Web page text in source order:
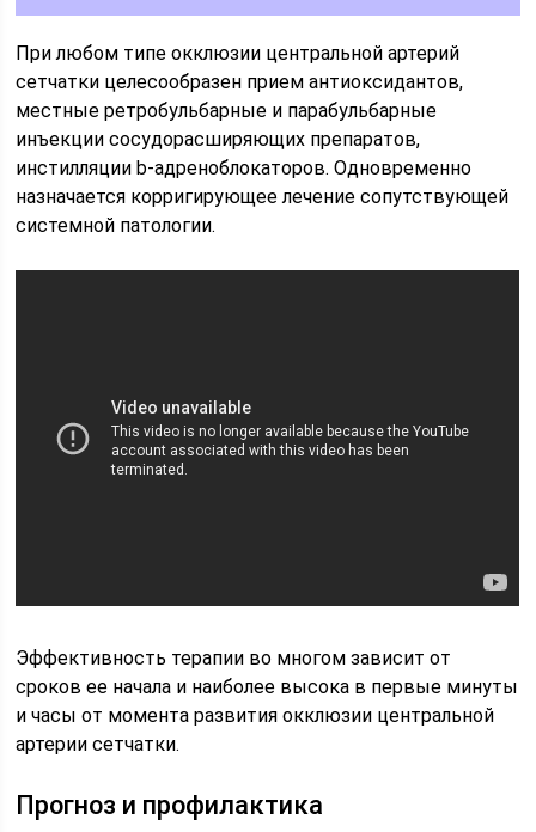
При любом типе окклюзии центральной артерий
сетчатки целесообразен прием антиоксидантов,
местные ретробульбарные и парабульбарные
инъекции сосудорасширяющих препаратов,
инстилляции b-адреноблокаторов. Одновременно
назначается корригирующее лечение сопутствующей
системной патологии.
Эффективность терапии во многом зависит от
сроков ее начала и наиболее высока в первые минуты
и часы от момента развития окклюзии центральной
артерии сетчатки.
Прогноз и профилактика